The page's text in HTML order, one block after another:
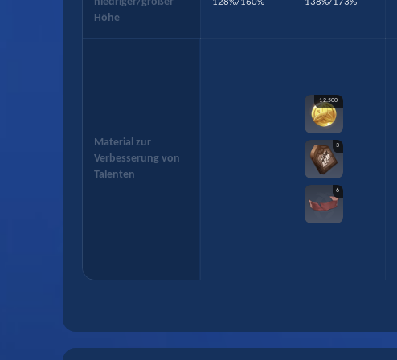
Höhe
Material zur
Verbesserung von
Talenten
12.500
3
6